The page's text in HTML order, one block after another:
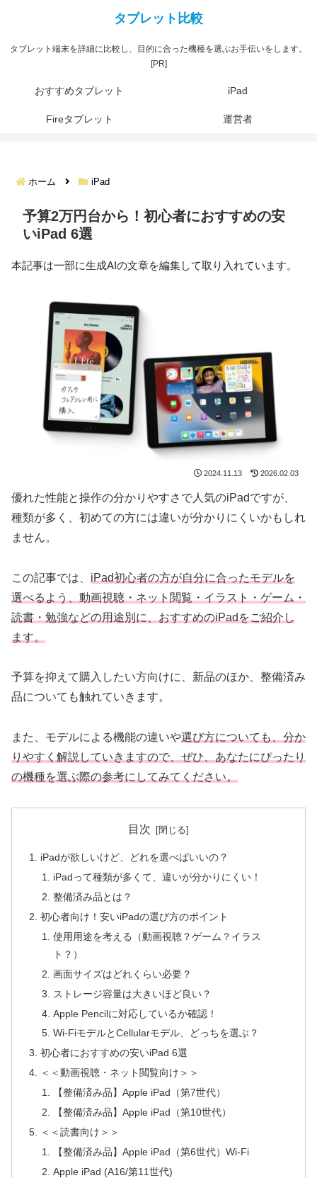
タブレット端末を詳細に比較し、目的に合った機種を選ぶお手伝いをします。
[PR]
おすすめタブレット iPad
Fireタブレット 運営者
ホーム iPad
予算2万円台から！初心者におすすめの安
いiPad 6選
本記事は一部に生成AIの文章を編集して取り入れています。
2024.11.13 2026.02.03
優れた性能と操作の分かりやすさで人気のiPadですが、
種類が多く、初めての方には違いが分かりにくいかもしれ
ません。
この記事では、 iPad初心者の方が自分に合ったモデルを
選べるよう、動画視聴・ネット閲覧・イラスト・ゲーム・
読書・勉強などの用途別に、おすすめのiPadをご紹介し
ます。
予算を抑えて購入したい方向けに、新品のほか、整備済み
品についても触れていきます。
また、モデルによる機能の違いや選び方についても、分か
りやすく解説していきますので、ぜひ、あなたにぴったり
の機種を選ぶ際の参考にしてみてください。
目次
iPadが欲しいけど、どれを選べばいいの？
iPadって種類が多くて、違いが分かりにくい！
整備済み品とは？
初心者向け！安いiPadの選び方のポイント
使用用途を考える（動画視聴？ゲーム？イラス
ト？）
画面サイズはどれくらい必要？
ストレージ容量は大きいほど良い？
Apple Pencilに対応しているか確認！
Wi-FiモデルとCellularモデル、どっちを選ぶ？
初心者におすすめの安いiPad 6選
＜＜動画視聴・ネット閲覧向け＞＞
【整備済み品】Apple iPad（第7世代）
【整備済み品】Apple iPad（第10世代）
＜＜読書向け＞＞
【整備済み品】Apple iPad（第6世代）Wi-Fi
Apple iPad (A16/第11世代)